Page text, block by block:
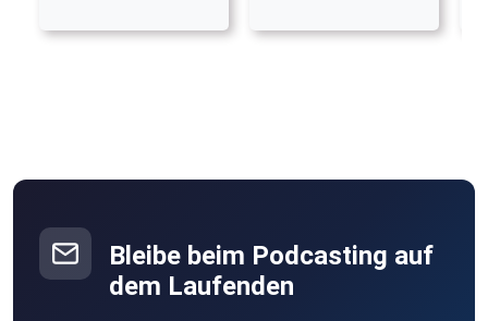
Bleibe beim Podcasting auf
dem Laufenden